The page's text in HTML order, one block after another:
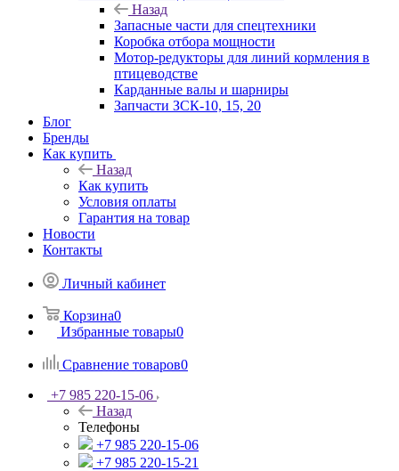
Назад
Запасные части для спецтехники
Коробка отбора мощности
Мотор-редукторы для линий кормления в
птицеводстве
Карданные валы и шарниры
Запчасти ЗСК-10, 15, 20
Блог
Бренды
Как купить
Назад
Как купить
Условия оплаты
Гарантия на товар
Новости
Контакты
Личный кабинет
Корзина0
Избранные товары0
Сравнение товаров0
+7 985 220-15-06
Назад
Телефоны
+7 985 220-15-06
+7 985 220-15-21